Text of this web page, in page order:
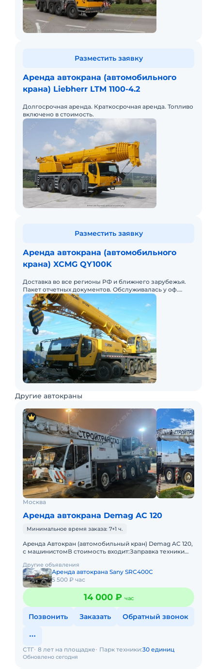
Аренда автокрана (автомобильного
крана) Liebherr LTM 1100-4.2
Долгосрочная аренда. Краткосрочная аренда. Топливо
включено в стоимость.
Разместить заявку
Аренда автокрана (автомобильного
крана) XCMG QY100K
Доставка во все регионы РФ и ближнего зарубежья.
Пакет отчетных документов. Обслуживалась у оф.
дилера.
Разместить заявку
Другие автокраны
Москва
Аренда автокрана Demag AC 120
Минимальное время заказа: 7+1 ч.
Apeнда Автокран (автомобильный кран) Demag AC 120,
с машинистомВ стоимость входит:Заправка техники
документами и гр
Другие объявления
Аренда автокрана Sany SRC400C
5 500 ₽ час
14 000 ₽ час
Позвонить Заказать Обратный звонок
Обновлено сегодня
СТГ 8 лет на площадке Парк техники:30 единиц